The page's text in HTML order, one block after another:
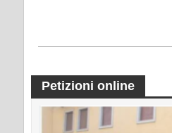
Petizioni online